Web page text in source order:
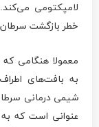
لامپکتومی
خطر بازگشت
معمولا هنگامی که
به بافت‌های
شیمی درمانی
عنوانی است که